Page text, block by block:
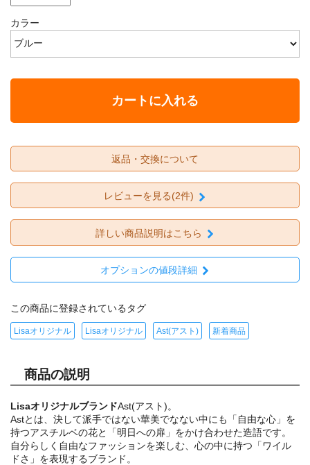
カラー
カートに入れる
返品・交換について
レビューを見る(2件)
詳しい商品説明はこちら
オプションの値段詳細
この商品に登録されているタグ
Lisaオリジナル Lisaオリジナル Ast(アスト) 新着商品
商品の説明
LisaオリジナルブランドAst(アスト)。
Astとは、決して派手ではない華美でなない中にも「自由な心」を
持つアスチルベの花と「明日への扉」をかけ合わせた造語です。
自分らしく自由なファッションを楽しむ、心の中に持つ「ワイル
ドさ」を表現するブランド。